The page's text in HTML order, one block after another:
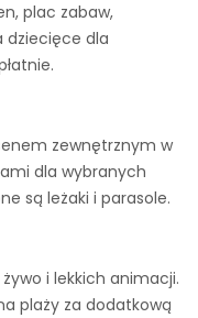
plac zabaw,
dziecięce dla
zewnętrznym w
dla wybranych
są leżaki i parasole.
i lekkich animacji.
plaży za dodatkową